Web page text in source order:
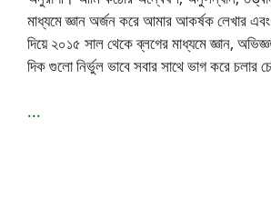
মাধ্যমে জ্ঞান অর্জন করে আমার আকর্ষক লেখার এবং
দিয়ে ২০১৫ সাল থেকে ব্লগের মাধ্যমে জ্ঞান,
দিক গুলো নির্ভুল ভাবে সবার সাথে ভাগ করে চলার
...